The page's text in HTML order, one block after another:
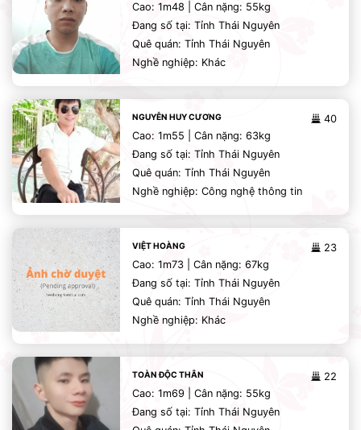
Cao: 1m48 | Cân nặng: 55kg
Đang số tại: Tỉnh Thái Nguyên
Quê quán: Tỉnh Thái Nguyên
Nghề nghiệp: Khác
40
NGUYỄN HUY CƯƠNG
Cao: 1m55 | Cân nặng: 63kg
Đang số tại: Tỉnh Thái Nguyên
Quê quán: Tỉnh Thái Nguyên
Nghề nghiệp: Công nghệ thông tin
23
VIỆT HOÀNG
Cao: 1m73 | Cân nặng: 67kg
Đang số tại: Tỉnh Thái Nguyên
Quê quán: Tỉnh Thái Nguyên
Nghề nghiệp: Khác
22
TOÀN ĐỘC THÂN
Cao: 1m69 | Cân nặng: 55kg
Đang số tại: Tỉnh Thái Nguyên